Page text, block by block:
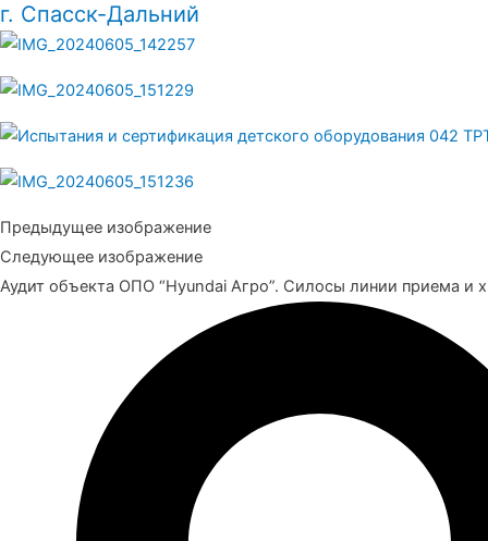
г. Спасск-Дальний
Предыдущее изображение
Следующее изображение
Аудит объекта ОПО “Hyundai Агро”. Силосы линии приема и